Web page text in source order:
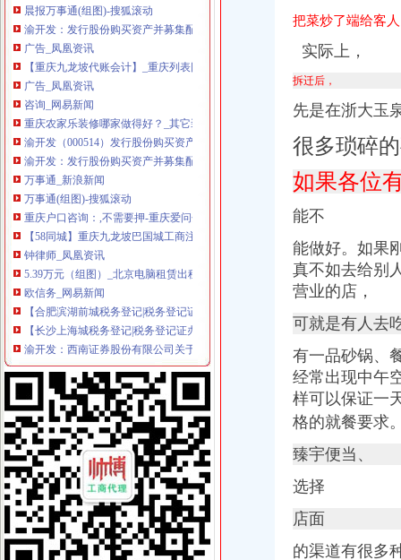
广告_凤凰资讯
【重庆九龙坡代账会计】_重庆列表网
广告_凤凰资讯
咨询_网易新闻
重庆农家乐装修哪家做得好？_其它装修|一起网装修
渝开发（000514）发行股份购买资产并募集配套资金暨关联交易预案_
渝开发：发行股份购买资产并募集配套资金暨关联交易预案（2015-03-
万事通_新浪新闻
万事通(组图)-搜狐滚动
重庆户口咨询：,不需要押-重庆爱问分类
【58同城】重庆九龙坡巴国城工商注册_公司注册代理_代办注册公司价
钟律师_凤凰资讯
5.39万元（组图）_北京电脑租赁出租笔记本租赁出租苹果电脑租赁出
欧信务_网易新闻
【合肥滨湖前城税务登记|税务登记证办理|代理税务登记】-合肥赶集网
【长沙上海城税务登记|税务登记证办理|代理税务登记】-长沙赶集网
渝开发：西南证券股份有限公司关于公司发行股份购买--新闻频道-大
【深圳龙岗中心城税务登记|税务登记证办理|代理税务登记】-深圳赶集网
万事通(组图)_网易新闻
财务咨询黄页_企业公司_生产厂家
万事通(组图)-搜狐滚动
晨报万事通——凤凰房产北京
印_九龙手机报第1258期_全搜九龙坡网
【深圳华侨城税务登记|税务登记证办理|代理税务登记】-深圳赶集网
【苏州科技城税务登记|税务登记证办理|代理税务登记】-苏州赶集网
【太原服装城税务登记|税务登记证办理|代理税务登记】-太原赶集网
重点企业供需产品及金融机构融资产品汇编资料
【上海奉城税务登记|税务登记证办理|代理税务登记】-上海赶集网
万事通(组图)-搜狐滚动
餐饮店开业流程第一文库网
把菜炒了端给客
实际上，
拆迁后，
先是在浙大玉
很多琐碎
如果各位
能不
能做好。如果
真不如去给别
营业的店，
可就是有人去
有一品砂锅、
经常出现中午
样可以保证一
格的就餐要求
臻宇便当、
选择
店面
的渠道有很多